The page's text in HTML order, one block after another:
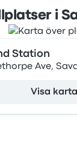
i
Station
Ave,
Visa karta